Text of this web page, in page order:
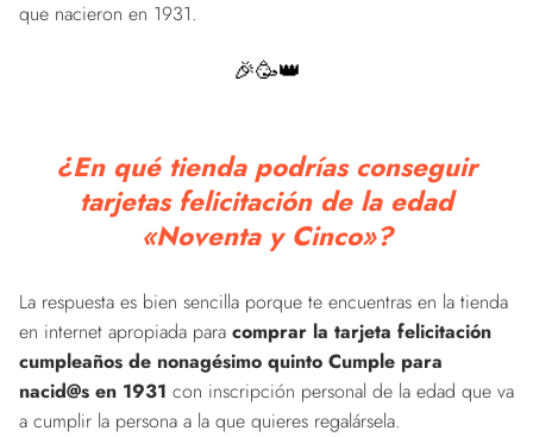
que nacieron en 1931.
🎉🥳👑
¿En qué tienda podrías conseguir
tarjetas felicitación de la edad
«Noventa y Cinco»?
La respuesta es bien sencilla porque te encuentras en la tienda
en internet apropiada para comprar la tarjeta felicitación
cumpleaños de nonagésimo quinto Cumple para
nacid@s en 1931 con inscripción personal de la edad que va
a cumplir la persona a la que quieres regalársela.